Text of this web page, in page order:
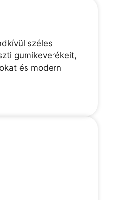
széles
gumikeverékeit,
és modern